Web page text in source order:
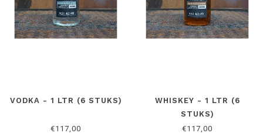
VODKA - 1 LTR (6 STUKS)
€117,00
WHISKEY - 1 LTR (6
STUKS)
€117,00